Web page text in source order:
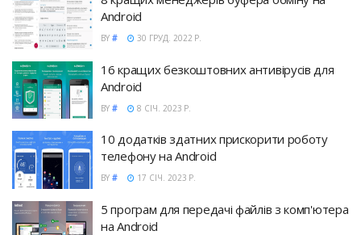
Android
BY # 30 ГРУД. 2022 Р.
16 кращих безкоштовних антивірусів для
Android
BY # 8 СІЧ. 2023 Р.
10 додатків здатних прискорити роботу
телефону на Android
BY # 17 СІЧ. 2023 Р.
5 програм для передачі файлів з комп'ютера
на Android